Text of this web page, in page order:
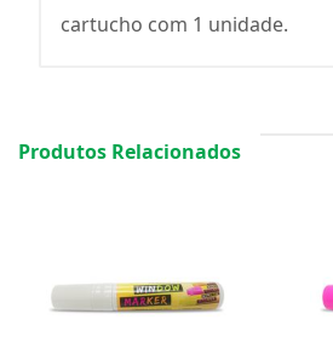
cartucho com 1 unidade.
Produtos Relacionados